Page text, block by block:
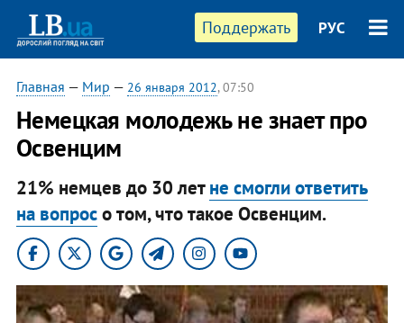
Поддержать РУС
Главная — Мир — 26 января 2012, 07:50
Немецкая молодежь не знает про
Освенцим
21% немцев до 30 летне смогли ответить
на вопросо том, что такое Освенцим.